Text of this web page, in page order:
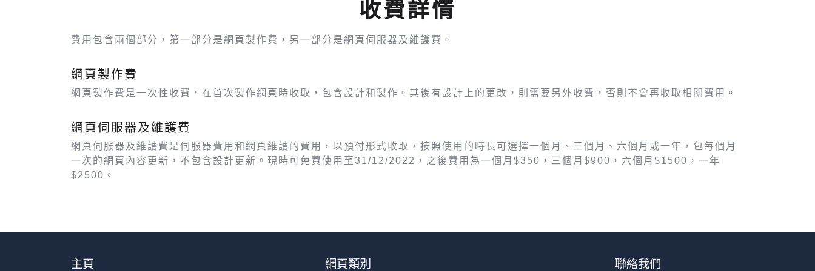
收費詳情
費用包含兩個部分，第一部分是網頁製作費，另一部分是網頁伺服器及維護費。
網頁製作費
網頁製作費是一次性收費，在首次製作網頁時收取，包含設計和製作。其後有設計上的更改，則需要另外收費，否則不會再收取相關費用。
網頁伺服器及維護費
網頁伺服器及維護費是伺服器費用和網頁維護的費用，以預付形式收取，按照使用的時長可選擇一個月、三個月、六個月或一年，包每個月
一次的網頁內容更新，不包含設計更新。現時可免費使用至31/12/2022，之後費用為一個月$350，三個月$900，六個月$1500，一年
$2500。
主頁 網頁類別 聯絡我們